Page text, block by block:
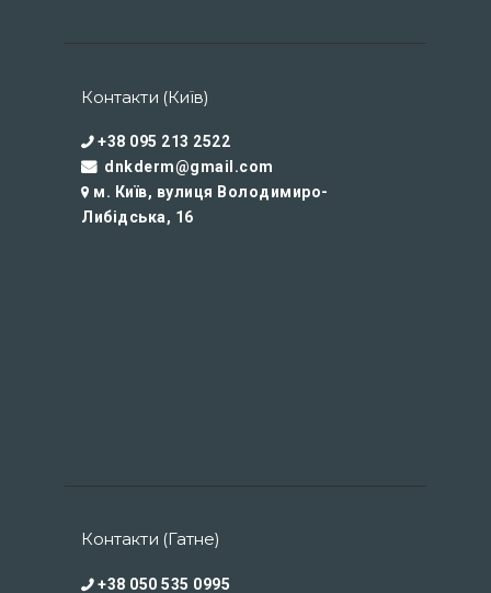
Контакти (Київ)
+38 095 213 2522
dnkderm@gmail.com
м. Київ, вулиця Володимиро-
Либідська, 16
Контакти (Гатне)
+38 050 535 0995